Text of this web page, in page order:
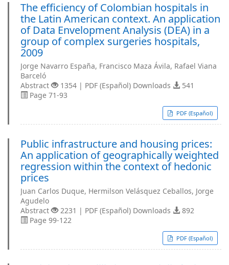
The efficiency of Colombian hospitals in
the Latin American context. An application
of Data Envelopment Analysis (DEA) in a
group of complex surgeries hospitals,
2009
Jorge Navarro España, Francisco Maza Ávila, Rafael Viana
Barceló
Abstract
1354 | PDF (Español) Downloads
541
Page 71-93
PDF (Español)
Public infrastructure and housing prices:
An application of geographically weighted
regression within the context of hedonic
prices
Juan Carlos Duque, Hermilson Velásquez Ceballos, Jorge
Agudelo
Abstract
2231 | PDF (Español) Downloads
892
Page 99-122
PDF (Español)